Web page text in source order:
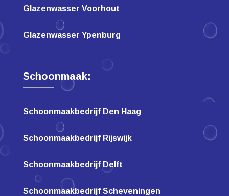
Glazenwasser Voorhout
Glazenwasser Ypenburg
Schoonmaak:
Schoonmaakbedrijf Den Haag
Schoonmaakbedrijf Rijswijk
Schoonmaakbedrijf Delft
Schoonmaakbedrijf Scheveningen